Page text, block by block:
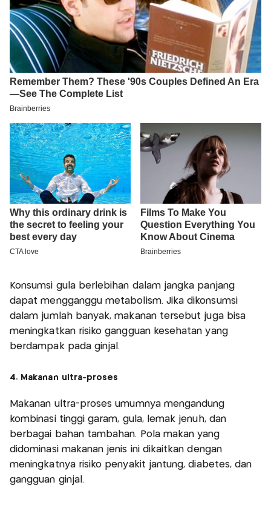
Konsumsi gula berlebihan dalam jangka panjang
dapat mengganggu metabolism. Jika dikonsumsi
dalam jumlah banyak, makanan tersebut juga bisa
meningkatkan risiko gangguan kesehatan yang
berdampak pada ginjal.
4. Makanan ultra-proses
Makanan ultra-proses umumnya mengandung
kombinasi tinggi garam, gula, lemak jenuh, dan
berbagai bahan tambahan. Pola makan yang
didominasi makanan jenis ini dikaitkan dengan
meningkatnya risiko penyakit jantung, diabetes, dan
gangguan ginjal.